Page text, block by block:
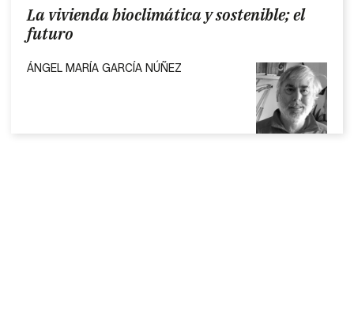
La vivienda bioclimática y sostenible; el
futuro
ÁNGEL MARÍA GARCÍA NÚÑEZ